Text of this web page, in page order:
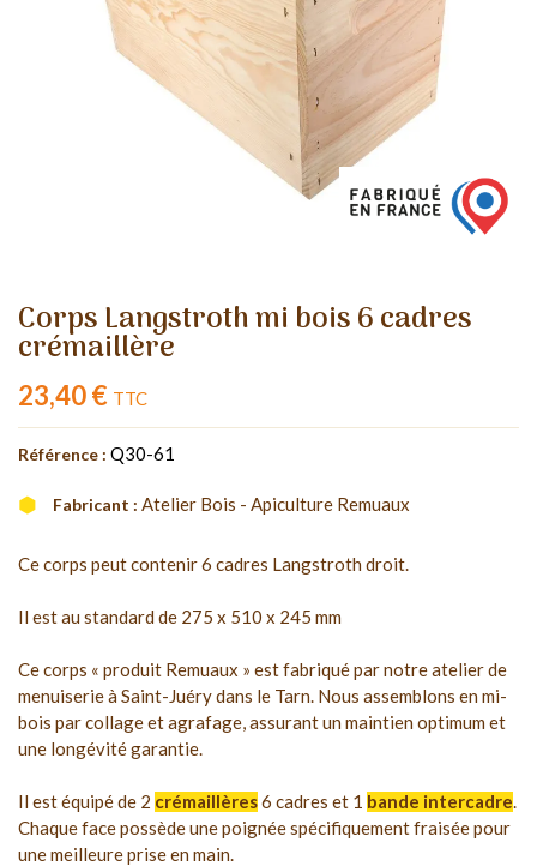
Corps Langstroth mi bois 6 cadres
crémaillère
23,40 € TTC
Référence : Q30-61
Fabricant : Atelier Bois - Apiculture Remuaux
Ce corps peut contenir 6 cadres Langstroth droit.
Il est au standard de 275 x 510 x 245 mm
Ce corps « produit Remuaux » est fabriqué par notre atelier de
menuiserie à Saint-Juéry dans le Tarn. Nous assemblons en mi-
bois par collage et agrafage, assurant un maintien optimum et
une longévité garantie.
Il est équipé de 2 crémaillères6 cadres et 1 bande intercadre.
Chaque face possède une poignée spécifiquement fraisée pour
une meilleure prise en main.